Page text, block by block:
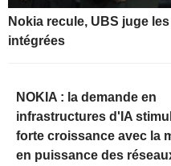
Nokia recule, UBS juge
intégrées
NOKIA : la demande en
infrastructures d'IA
forte croissance avec la
en puissance des